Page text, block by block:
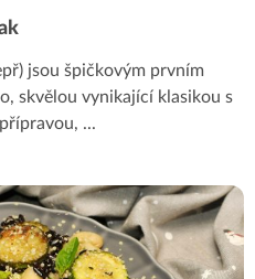
jsou špičkovým prvním
skvělou vynikající klasikou s
...